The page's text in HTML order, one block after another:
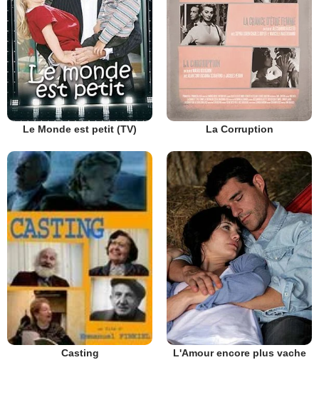
Le Monde est petit (TV) La Corruption
Casting L'Amour encore plus vache